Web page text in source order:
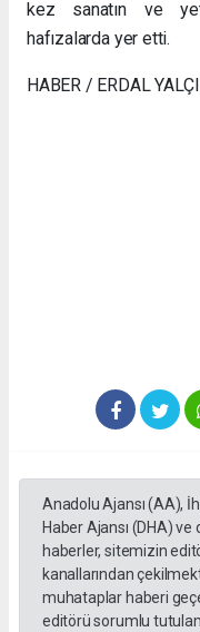
kez sanatın ve
hafızalarda yer etti.
HABER / ERDAL
Anadolu Ajansı (AA),
Haber Ajansı (DHA)
haberler, sitemizin
kanallarından
muhataplar haberi
editörü sorumlu